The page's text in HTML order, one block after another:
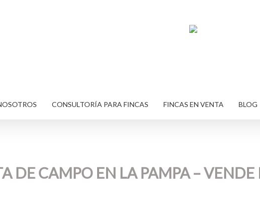
CONSULTORÍA PARA FINCAS FINCAS EN VENTA BLOG
DE CAMPO EN LA PAMPA –